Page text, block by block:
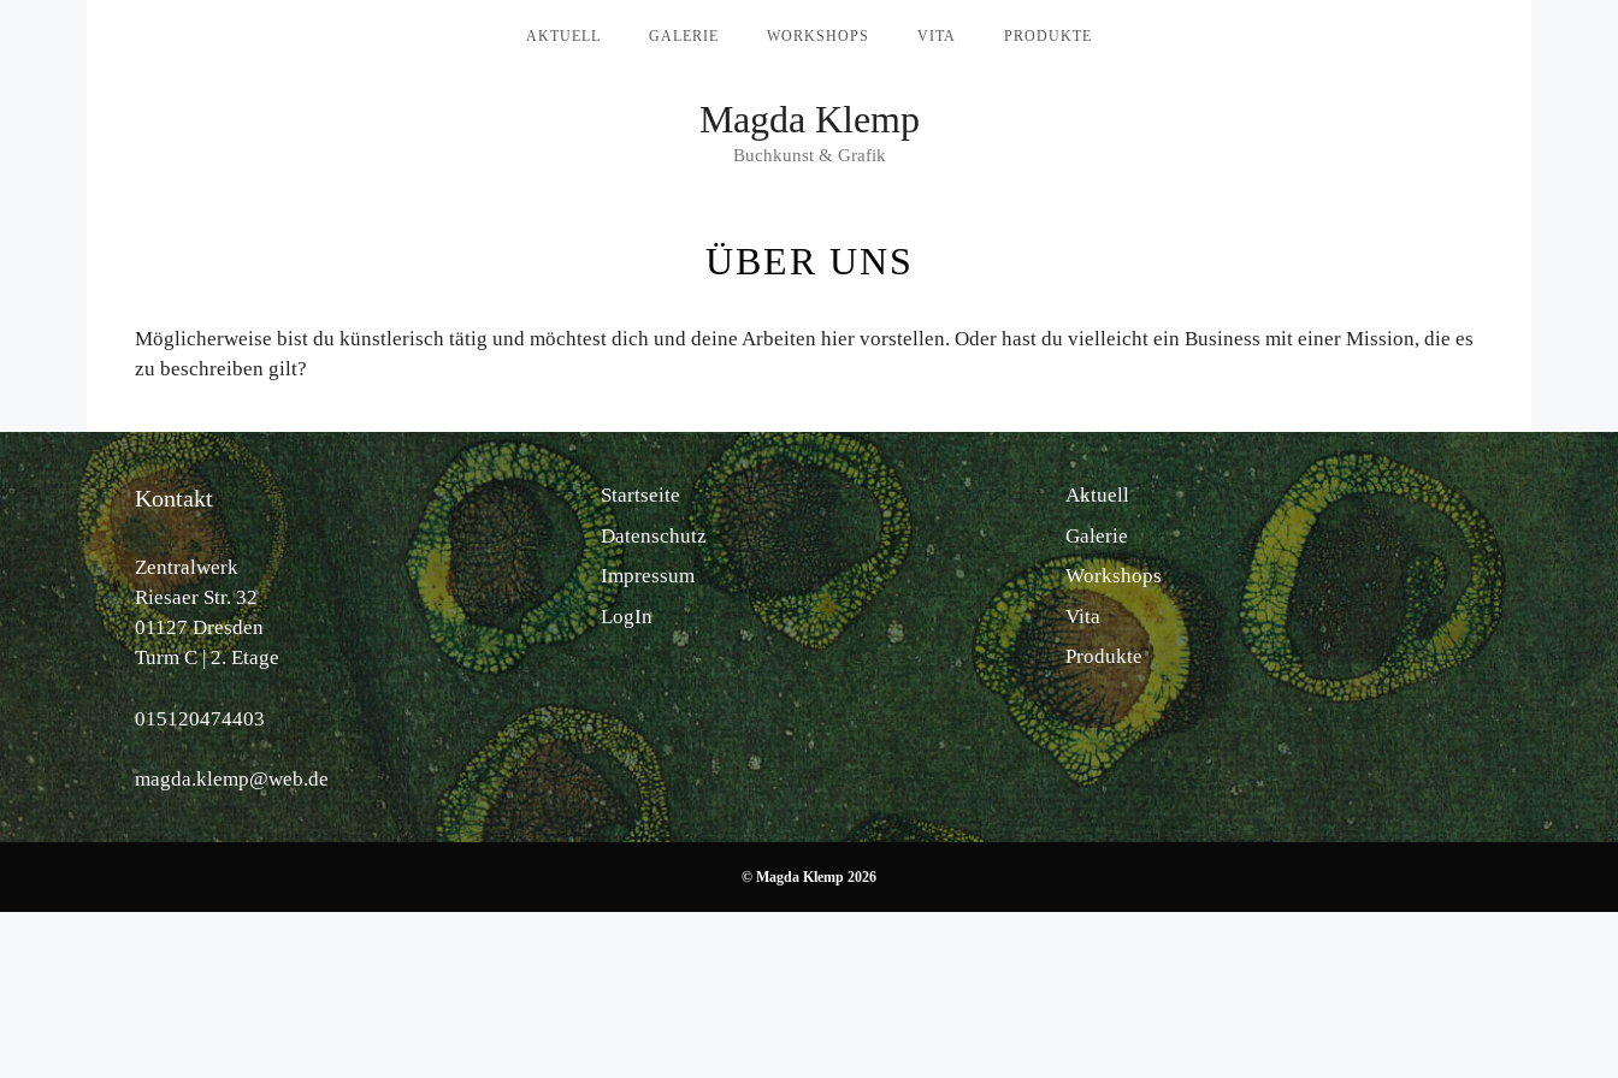
AKTUELL GALERIE WORKSHOPS VITA PRODUKTE
Magda Klemp
Buchkunst & Grafik
ÜBER UNS
Möglicherweise bist du künstlerisch tätig und möchtest dich und deine Arbeiten hier vorstellen. Oder hast du vielleicht ein Business mit einer Mission, die es
zu beschreiben gilt?
Kontakt
Zentralwerk
Riesaer Str. 32
01127 Dresden
Turm C | 2. Etage
015120474403
magda.klemp@web.de
Startseite
Datenschutz
Impressum
LogIn
Aktuell
Galerie
Workshops
Vita
Produkte
© Magda Klemp 2026